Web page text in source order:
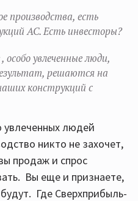
производства, есть
АС. Есть инвесторы?
увлеченные люди,
решаются на
конструкций с
увлеченных людей
никто не захочет,
продаж и спрос
Вы еще и признаете,
Где Сверхприбыль-